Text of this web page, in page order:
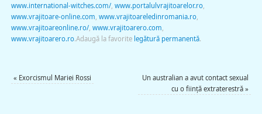
www.international-witches.com/, www.portalulvrajitoarelor.ro,
www.vrajitoare-online.com www.vrajitoareledinromania.ro,
www.vrajitoareonline.ro/, www.vrajitoarero.com
www.vrajitoarero.ro.Adaugă la favorite legătură permanentă.
« Exorcismul Mariei Rossi
Un australian a avut contact sexual
cu o fiinţă extraterestră»